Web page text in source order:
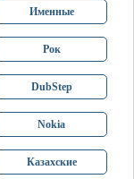
Именные
Рок
DubStep
Nokia
Казахские